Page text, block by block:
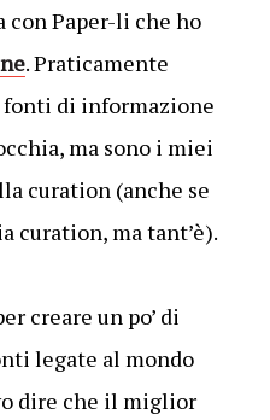
con Paper-li che ho
. Praticamente
fonti di informazione
ma sono i miei
curation (anche se
curation, ma tant’è).
creare un po’ di
legate al mondo
dire che il miglior